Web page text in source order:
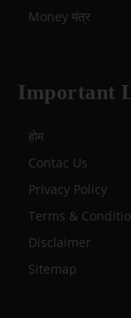
Money मंत्र
Important
होम
Contac Us
Privacy Policy
Terms &
Disclaimer
Sitemap